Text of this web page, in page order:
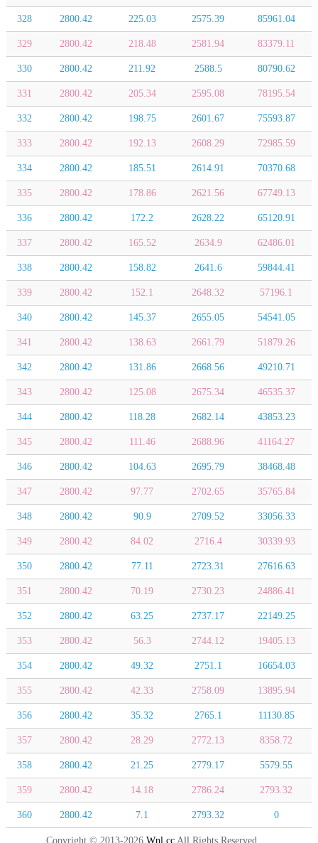
328 2800.42 225.03 2575.39 85961.04
329 2800.42 218.48 2581.94 83379.11
330 2800.42 211.92 2588.5 80790.62
331 2800.42 205.34 2595.08 78195.54
332 2800.42 198.75 2601.67 75593.87
333 2800.42 192.13 2608.29 72985.59
334 2800.42 185.51 2614.91 70370.68
335 2800.42 178.86 2621.56 67749.13
336 2800.42 172.2 2628.22 65120.91
337 2800.42 165.52 2634.9 62486.01
338 2800.42 158.82 2641.6 59844.41
339 2800.42 152.1 2648.32 57196.1
340 2800.42 145.37 2655.05 54541.05
341 2800.42 138.63 2661.79 51879.26
342 2800.42 131.86 2668.56 49210.71
343 2800.42 125.08 2675.34 46535.37
344 2800.42 118.28 2682.14 43853.23
345 2800.42 111.46 2688.96 41164.27
346 2800.42 104.63 2695.79 38468.48
347 2800.42 97.77 2702.65 35765.84
348 2800.42 90.9 2709.52 33056.33
349 2800.42 84.02 2716.4 30339.93
350 2800.42 77.11 2723.31 27616.63
351 2800.42 70.19 2730.23 24886.41
352 2800.42 63.25 2737.17 22149.25
353 2800.42 56.3 2744.12 19405.13
354 2800.42 49.32 2751.1 16654.03
355 2800.42 42.33 2758.09 13895.94
356 2800.42 35.32 2765.1 11130.85
357 2800.42 28.29 2772.13 8358.72
358 2800.42 21.25 2779.17 5579.55
359 2800.42 14.18 2786.24 2793.32
360 2800.42 7.1 2793.32 0
Copyright © 2013-2026 Wnl.ccAll Rights Reserved.